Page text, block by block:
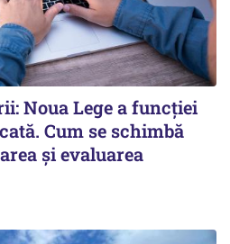
Noua Lege a funcției
Cum se schimbă
și evaluarea